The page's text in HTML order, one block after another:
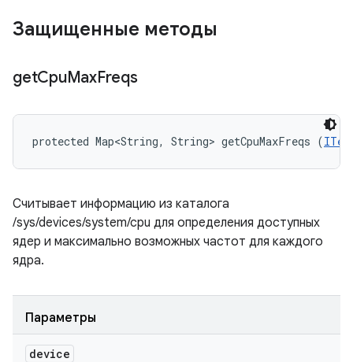
Защищенные методы
getCpuMaxFreqs
protected Map<String, String> getCpuMaxFreqs (
Считывает информацию из каталога
/sys/devices/system/cpu для определения доступных
ядер и максимально возможных частот для каждого
ядра.
Параметры
device